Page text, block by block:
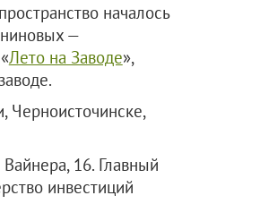
началось
—
Лето на Заводе»,
Черноисточинске,
16. Главный
инвестиций